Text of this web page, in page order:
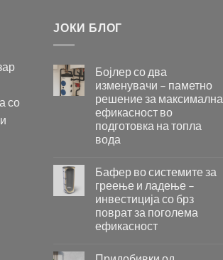
со
ЈОКИ БЛОГ
Бојлер со два
изменувачи – паметно
решение за максимална
ефикасност во
подготовка на топла
вода
со
два
изменувачи
–
паметно
решение
Бафер во системите за
греење и ладење –
инвестиција со брз
поврат за поголема
ефикасност
во